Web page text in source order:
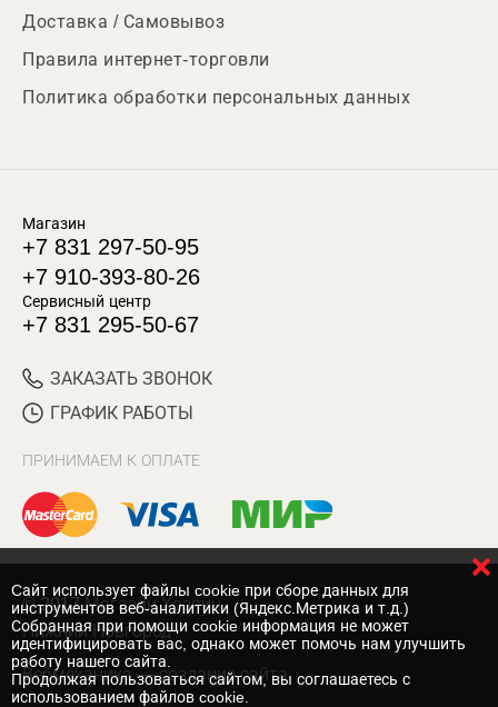
Доставка / Самовывоз
Правила интернет-торговли
Политика обработки персональных данных
Магазин
+7 831 297-50-95
+7 910-393-80-26
Сервисный центр
+7 831 295-50-67
ЗАКАЗАТЬ ЗВОНОК
ГРАФИК РАБОТЫ
ПРИНИМАЕМ К ОПЛАТЕ
© 2017 Магазин Хозяин
Нижний Новгород
Вебмеханика — создание сайта
Cайт использует файлы cookie при сборе данных для
инструментов веб-аналитики (Яндекс.Метрика и т.д.)
Собранная при помощи cookie информация не может
идентифицировать вас, однако может помочь нам улучшить
работу нашего сайта.
Продолжая пользоваться сайтом, вы соглашаетесь с
использованием файлов cookie.